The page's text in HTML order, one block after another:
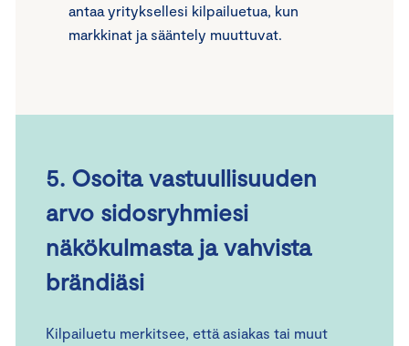
antaa yrityksellesi kilpailuetua, kun
markkinat ja sääntely muuttuvat.
5. Osoita vastuullisuuden
arvo sidosryhmiesi
näkökulmasta ja vahvista
brändiäsi
Kilpailuetu merkitsee, että asiakas tai muut